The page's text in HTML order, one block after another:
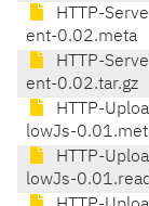
HTTP-
ent-0.02.meta
HTTP-
ent-0.02.tar.gz
HTTP-
lowJs-
HTTP-
lowJs-